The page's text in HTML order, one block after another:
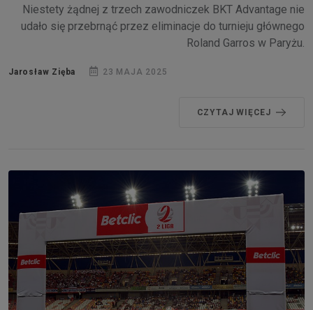
Niestety żądnej z trzech zawodniczek BKT Advantage nie
udało się przebrnąć przez eliminacje do turnieju głównego
Roland Garros w Paryżu.
Jarosław Zięba 23 MAJA 2025
CZYTAJ WIĘCEJ